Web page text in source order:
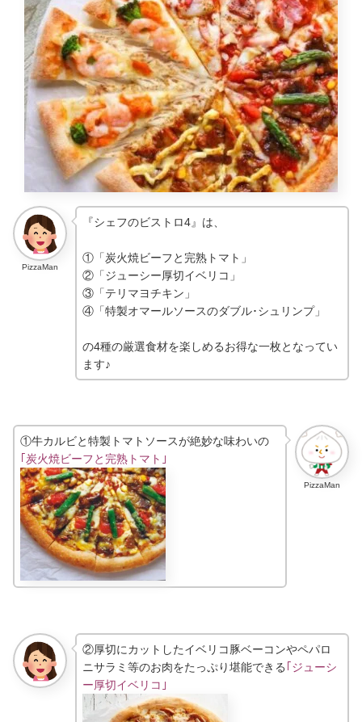
PizzaMan
『シェフのビストロ4』は、
①「炭火焼ビーフと完熟トマト」
②「ジューシー厚切イベリコ」
③「テリマヨチキン」
④「特製オマールソースのダブル･シュリンプ」
の4種の厳選食材を楽しめるお得な一枚となってい
ます♪
PizzaMan
①牛カルビと特製トマトソースが絶妙な味わいの
｢炭火焼ビーフと完熟トマト｣
②厚切にカットしたイベリコ豚ベーコンやペパロ
ニサラミ等のお肉をたっぷり堪能できる ｢ジューシ
ー厚切イベリコ｣